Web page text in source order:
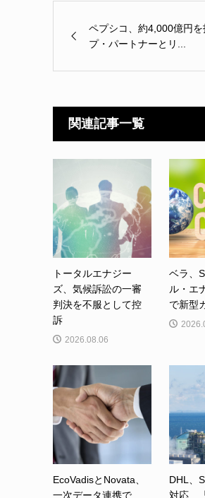
ペプシコ、約4,000億円
プ・パートナーとリ...
関連記事一覧
トータルエナジー
ズ、気候訴訟の一審
判決を不服として控
訴
2026.08.06
ベラ、
ル・エ
で新型
EcoVadisとNovata、
一次データ連携で
DHL、
対応